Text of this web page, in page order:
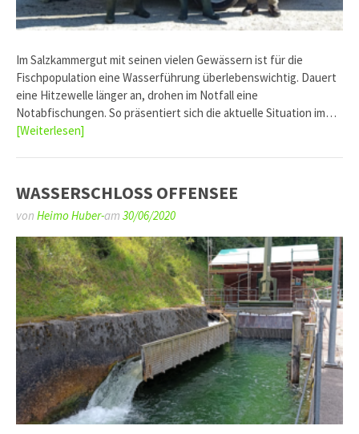
Im Salzkammergut mit seinen vielen Gewässern ist für die
Fischpopulation eine Wasserführung überlebenswichtig. Dauert
eine Hitzewelle länger an, drohen im Notfall eine
Notabfischungen. So präsentiert sich die aktuelle Situation im…
[Weiterlesen]
WASSERSCHLOSS OFFENSEE
von Heimo Huber-am 30/06/2020